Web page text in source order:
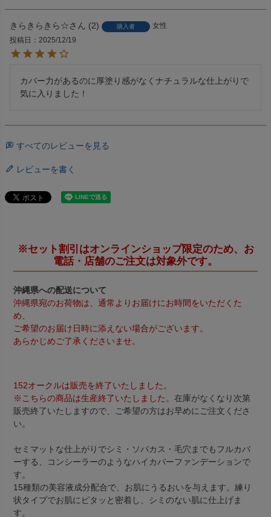
きらきらきら☆ 2 購入者
女性
投稿日
2025/12/19
カバー力があるのに厚塗り感がなくナチュラルな仕上がりで
気に入りました！
すべてのレビューを見る
レビューを書く
※セット割引はオンラインショップ限定のため、お
電話・店舗のご注文は対象外です。
沖縄県への配送について
沖縄県宛のお荷物は、通常よりお届けにお時間をいただくた
め、
ご希望のお届け日時に添えない場合がございます。
あらかじめご了承くださいませ。
152オークルは販売を終了いたしました。
※こちらの商品は生産終了いたしました。 在庫がなくなり次第
販売終了いたしますので、ご希望の方はお早めにご注文くださ
い。
セミマットな仕上がりでシミ・ソバカス・毛穴までもフルカバ
ーする、コンシーラーのようなハイカバーファンデーションで
す。
15種類の美容液成分配合で、お肌にうるおいを与えます。練り
状タイプでお肌にピタッと密着し、シミのない肌に仕上げま
す。